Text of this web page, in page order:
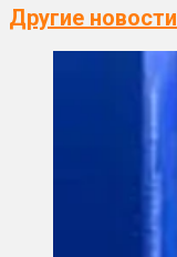
Другие новости